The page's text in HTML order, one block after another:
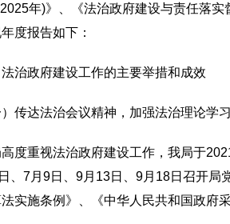
年)》、《法治政府建设与责任落
度报告如下：
政府建设工作的主要举措和成效
达法治会议精神，加强法治理论学习
重视法治政府建设工作，我局于2021
、7月9日、9月13日、9月18日召开局
实施条例》、《中华人民共和国政府